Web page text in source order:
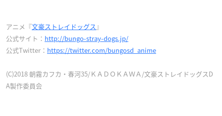
アニメ『文豪ストレイドッグス 』
公式サイト： http://bungo-stray-dogs.jp/
公式Twitter： https://twitter.com/bungosd_anime
(C)2018 朝霧カフカ・春河35/ＫＡＤＯＫＡＷＡ/文豪ストレイドッグスD
A製作委員会